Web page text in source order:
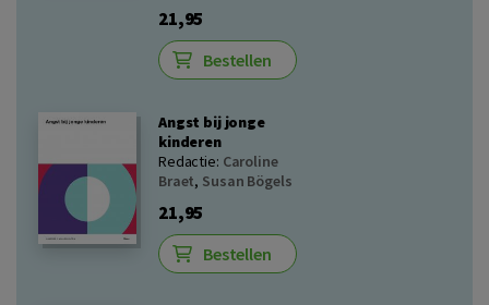
21,95
Bestellen
Angst bij jonge
kinderen
Redactie: Caroline
Braet, Susan Bögels
21,95
Bestellen